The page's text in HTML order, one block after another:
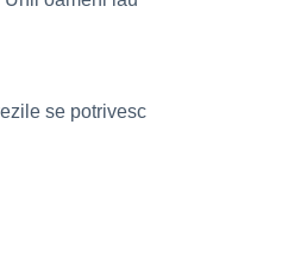
se potrivesc